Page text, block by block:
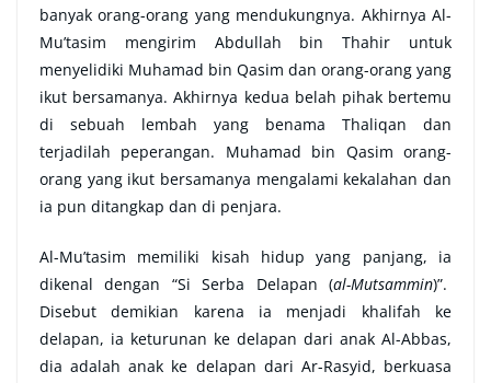
banyak orang-orang yang mendukungnya. Akhirnya Al-
Mu’tasim mengirim Abdullah bin Thahir untuk
menyelidiki Muhamad bin Qasim dan orang-orang yang
ikut bersamanya. Akhirnya kedua belah pihak bertemu
di sebuah lembah yang benama Thaliqan dan
terjadilah peperangan. Muhamad bin Qasim orang-
orang yang ikut bersamanya mengalami kekalahan dan
ia pun ditangkap dan di penjara.
Al-Mu’tasim memiliki kisah hidup yang panjang, ia
dikenal dengan “Si Serba Delapan (al-Mutsammin)”.
Disebut demikian karena ia menjadi khalifah ke
delapan, ia keturunan ke delapan dari anak Al-Abbas,
dia adalah anak ke delapan dari Ar-Rasyid, berkuasa